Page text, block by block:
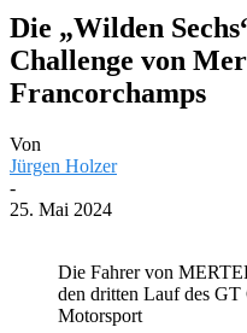
Die „Wilden
Challenge von
Francorchamps
Von
Jürgen Holzer
-
25. Mai 2024
Die Fahrer von
den dritten Lauf des
Motorsport